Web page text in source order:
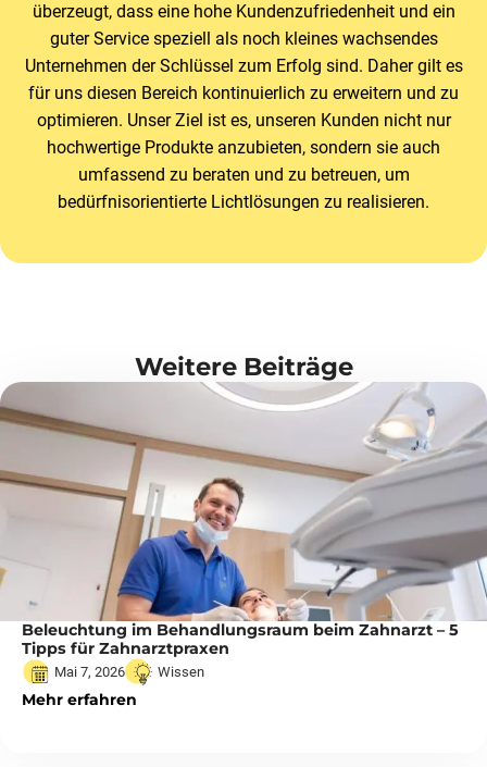
überzeugt, dass eine hohe Kundenzufriedenheit und ein
guter Service speziell als noch kleines wachsendes
Unternehmen der Schlüssel zum Erfolg sind. Daher gilt es
für uns diesen Bereich kontinuierlich zu erweitern und zu
optimieren. Unser Ziel ist es, unseren Kunden nicht nur
hochwertige Produkte anzubieten, sondern sie auch
umfassend zu beraten und zu betreuen, um
bedürfnisorientierte Lichtlösungen zu realisieren.
Weitere Beiträge
Beleuchtung im Behandlungsraum beim Zahnarzt – 5
Tipps für Zahnarztpraxen
Mai 7, 2026 Wissen
Mehr erfahren